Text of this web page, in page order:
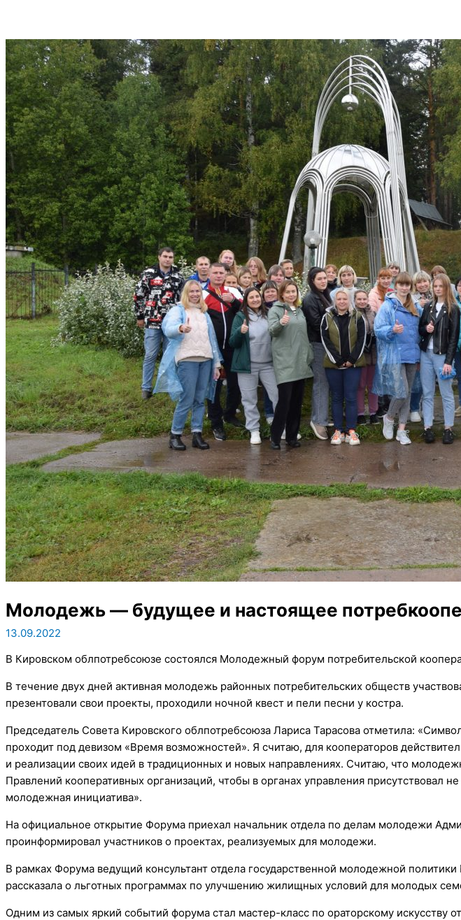
Молодежь — будущее и настоящее
13.09.2022
В Кировском облпотребсоюзе состоялся Молодежный форум потребительской
В течение двух дней активная молодежь районных потребительских обществ
презентовали свои проекты, проходили ночной квест и пели песни у костра.
Председатель Совета Кировского облпотребсоюза Лариса Тарасова отметила:
проходит под девизом «Время возможностей». Я считаю, для кооператоров
и реализации своих идей в традиционных и новых направлениях. Считаю, что
Правлений кооперативных организаций, чтобы в органах управления присутствовал
молодежная инициатива».
На официальное открытие Форума приехал начальник отдела по делам молодежи
проинформировал участников о проектах, реализуемых для молодежи.
В рамках Форума ведущий консультант отдела государственной молодежной
рассказала о льготных программах по улучшению жилищных условий для молодых
Одним из самых яркий событий форума стал мастер-класс по ораторскому искусству